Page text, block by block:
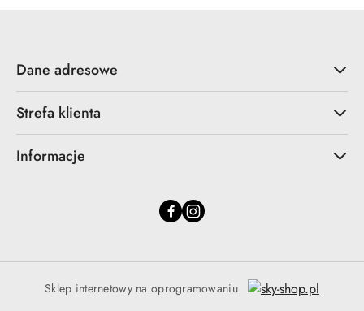
Dane adresowe
Strefa klienta
Informacje
Sklep internetowy na oprogramowaniu